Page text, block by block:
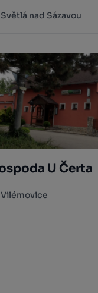
Světlá nad Sázavou
U Čerta
Vilémovice